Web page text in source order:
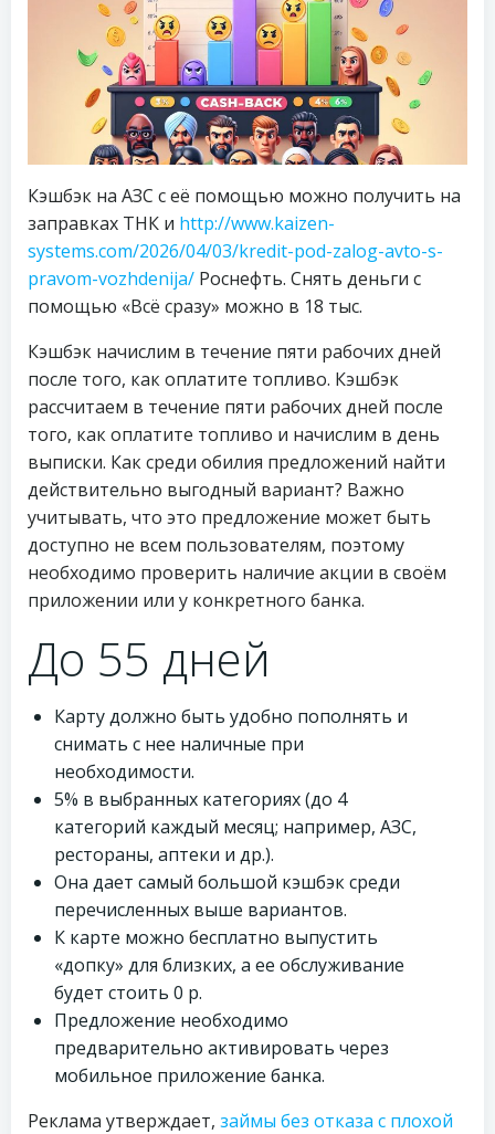
Кэшбэк на АЗС с её помощью можно получить на
заправках ТНК и http://www.kaizen-
systems.com/2026/04/03/kredit-pod-zalog-avto-s-
pravom-vozhdenija/ Роснефть. Снять деньги с
помощью «Всё сразу» можно в 18 тыс.
Кэшбэк начислим в течение пяти рабочих дней
после того, как оплатите топливо. Кэшбэк
рассчитаем в течение пяти рабочих дней после
того, как оплатите топливо и начислим в день
выписки. Как среди обилия предложений найти
действительно выгодный вариант? Важно
учитывать, что это предложение может быть
доступно не всем пользователям, поэтому
необходимо проверить наличие акции в своём
приложении или у конкретного банка.
До 55 дней
Карту должно быть удобно пополнять и
снимать с нее наличные при
необходимости.
5% в выбранных категориях (до 4
категорий каждый месяц; например, АЗС,
рестораны, аптеки и др.).
Она дает самый большой кэшбэк среди
перечисленных выше вариантов.
К карте можно бесплатно выпустить
«допку» для близких, а ее обслуживание
будет стоить 0 р.
Предложение необходимо
предварительно активировать через
мобильное приложение банка.
Реклама утверждает, займы без отказа с плохой